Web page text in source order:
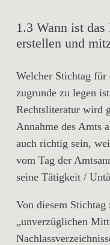
1.3 Wann ist
erstellen und
Welcher Stichtag für
zugrunde zu legen
Rechtsliteratur wird
Annahme des Amts
auch richtig sein,
vom Tag der
seine Tätigkeit /
Von diesem Stichtag
„unverzüglichen